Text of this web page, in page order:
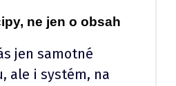
ne jen o obsah
jen samotné
ale i systém, na